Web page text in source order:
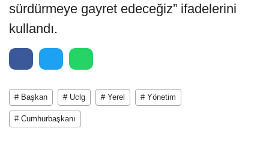
sürdürmeye gayret edeceğiz” ifadelerini
kullandı.
# Başkan # Uclg # Yerel # Yönetim
# Cumhurbaşkanı